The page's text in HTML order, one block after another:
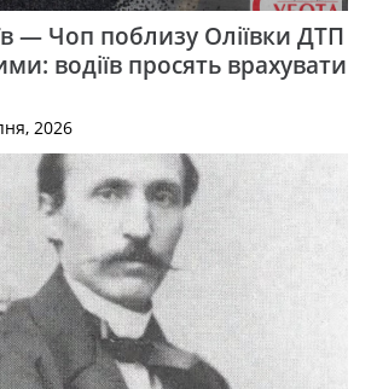
— Чоп поблизу Оліївки ДТП
водіїв просять врахувати
2026